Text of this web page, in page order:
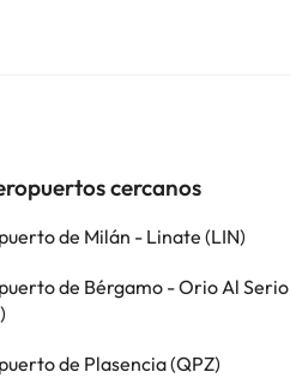
cercanos
de Milán - Linate (LIN)
de Bérgamo - Orio Al Serio
de Plasencia (QPZ)